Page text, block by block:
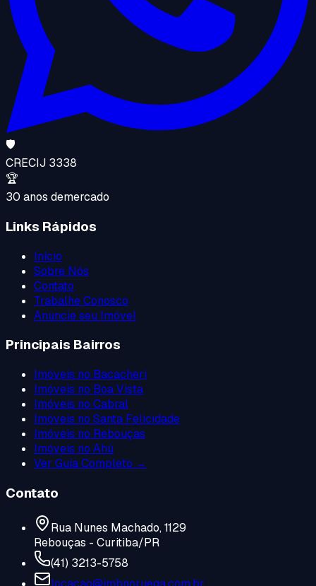
🛡️
CRECIJ 3338
🏆
30 anos demercado
Links Rápidos
Início
Sobre Nós
Contato
Trabalhe Conosco
Anuncie seu Imóvel
Principais Bairros
Imóveis no Bacacheri
Imóveis no Boa Vista
Imóveis no Cabral
Imóveis no Santa Felicidade
Imóveis no Rebouças
Imóveis no Ahú
Ver Guia Completo →
Contato
Rua Nunes Machado, 1129
Rebouças - Curitiba/PR
(41) 3213-5758